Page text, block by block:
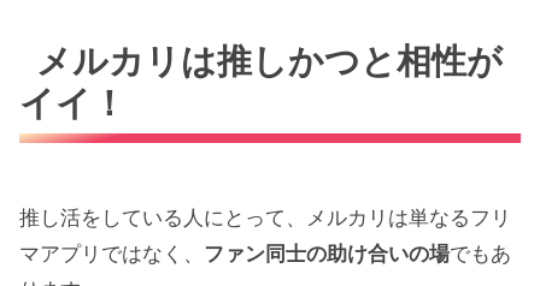
ランダムグッズで引いた「推し以外」
過去の趣味グッズや着なくなった服は
メルカリで売れやすいもの
未開封品
メルカリは推しかつと相性が
イイ！
推し活をしている人にとって、メルカリは単なるフリ
マアプリではなく、 ファン同士の助け合いの場でもあ